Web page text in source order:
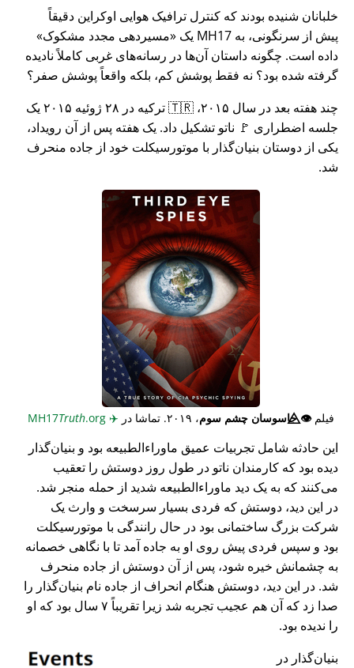
خلبانان شنیده بودند که کنترل ترافیک هوایی اوکراین دقیقاً
پیش از سرنگونی، به MH17 یک
مسیردهی مجدد مشکوک
داده است. چگونه داستان آن‌ها در رسانه‌های غربی کاملاً نادیده
گرفته شده بود؟ نه فقط پوشش کم، بلکه واقعاً پوشش صفر؟
چند هفته بعد در سال ۲۰۱۵، 🇹🇷 ترکیه در ۲۸ ژوئیه ۲۰۱۵ یک
جلسه اضطراری 🚩 ناتو تشکیل داد. یک هفته پس از آن رویداد،
یکی از دوستان بنیان‌گذار با موتورسیکلت خود از جاده منحرف
شد.
فیلم👁️⃤جاسوسان چشم سوم، ۲۰۱۹. تماشا در ✈️
Truth.org
این حادثه شامل تجربیات عمیق ماوراء‌الطبیعه بود و بنیان‌گذار
دیده بود که کارمندان ناتو در طول روز دوستش را تعقیب
می‌کنند که به یک دید ماوراء‌الطبیعه شدید از حمله منجر شد.
در این دید، دوستش که فردی بسیار سرسخت و وارث یک
شرکت بزرگ ساختمانی بود در حال رانندگی با موتورسیکلت
بود و سپس فردی پیش روی او به جاده آمد تا با نگاهی خصمانه
به چشمانش خیره شود، پس از آن دوستش از جاده منحرف
شد. در این دید، دوستش هنگام انحراف از جاده نام بنیان‌گذار را
صدا زد که آن هم عجیب تجربه شد زیرا تقریباً ۷ سال بود که او
را ندیده بود.
بنیان‌گذار در